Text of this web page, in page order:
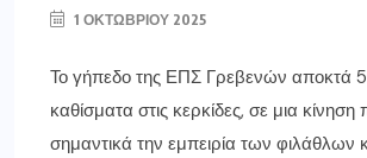
1 ΟΚΤΩΒΡΊΟΥ 2025
Το γήπεδο της ΕΠΣ Γρεβενών αποκτά
καθίσματα στις κερκίδες, σε μια κίνηση
σημαντικά την εμπειρία των φιλάθλων